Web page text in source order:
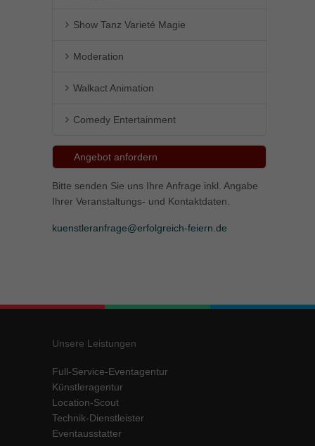
Show Tanz Varieté Magie
Moderation
Walkact Animation
Comedy Entertainment
Angebot anfordern
Bitte senden Sie uns Ihre Anfrage inkl. Angabe
Ihrer Veranstaltungs- und Kontaktdaten.
kuenstleranfrage@erfolgreich-feiern.de
Unsere Leistungen
Full-Service-Eventagentur
Künstleragentur
Location-Scout
Technik-Dienstleister
Eventausstatter